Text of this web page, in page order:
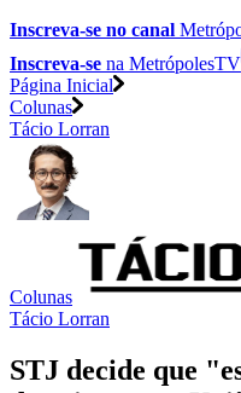
Inscreva-se no canal
Inscreva-se na MetrópolesTV
Página Inicial
Colunas
Tácio Lorran
Colunas
Tácio Lorran
STJ decide que